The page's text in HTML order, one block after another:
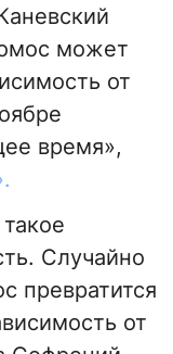
может
от
время»,
Случайно
превратится
от